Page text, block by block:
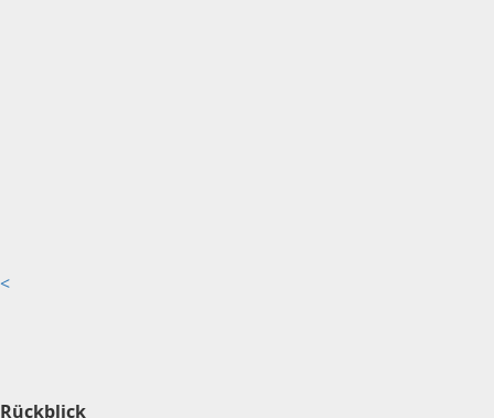
<
Rückblick